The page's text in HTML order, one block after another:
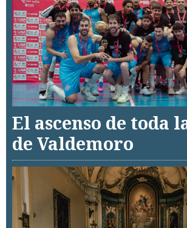
El ascenso de toda
de Valdemoro